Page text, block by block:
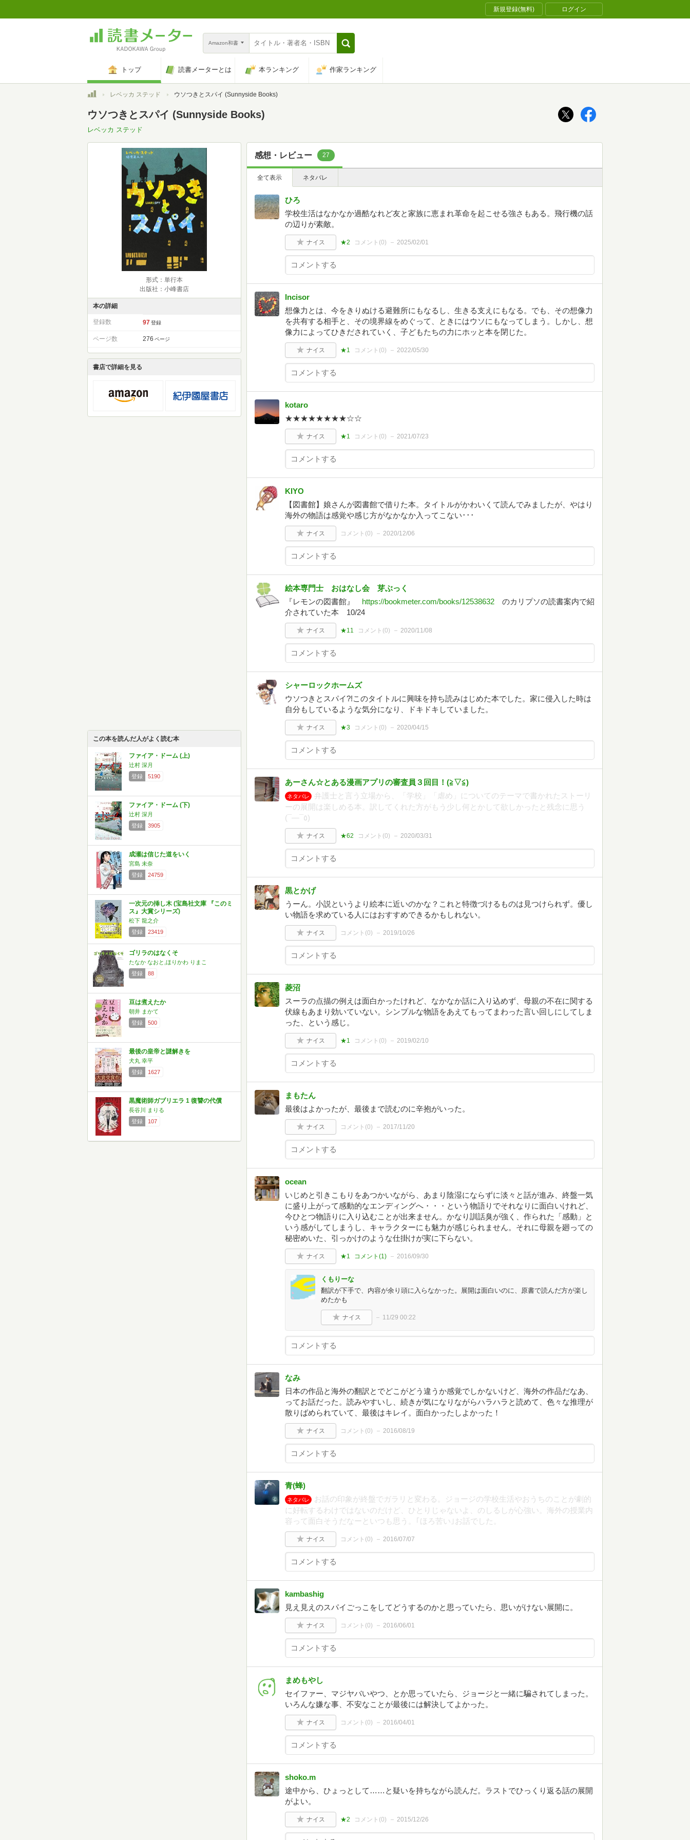
新規登録(無料) ログイン
Amazon和書
トップ 読書メーターとは 本ランキング 作家ランキング
トップレベッカ ステッド ウソつきとスパイ (Sunnyside Books)
ウソつきとスパイ (Sunnyside Books)
レベッカ ステッド
形式：単行本
出版社：小峰書店
本の詳細
登録数 97 登録
ページ数 276 ページ
書店で詳細を見る
この本を読んだ人がよく読む本
ファイア・ドーム (上)
辻村 深月
登録
5190
ファイア・ドーム (下)
辻村 深月
登録
3905
成瀬は信じた道をいく
宮島 未奈
登録
24759
一次元の挿し木 (宝島社文庫 『このミ
ス』大賞シリーズ)
松下 龍之介
登録
23419
ゴリラのはなくそ
たなか なおと,ほりかわ りまこ
登録
88
豆は煮えたか
朝井 まかて
登録
500
最後の皇帝と謎解きを
犬丸 幸平
登録
1627
黒魔術師ガブリエラ 1 復讐の代償
長谷川 まりる
登録
107
感想・レビュー 27
全て表示 ネタバレ
ひろ
学校生活はなかなか過酷なれど友と家族に恵まれ革命を起こせる強さもある。飛行機の話
の辺りが素敵。
ナイス ★2 コメント(0) 2025/02/01
Incisor
想像力とは、今をきりぬける避難所にもなるし、生きる支えにもなる。でも、その想像力
を共有する相手と、その境界線をめぐって、ときにはウソにもなってしまう。しかし、想
像力によってひきだされていく、子どもたちの力にホッと本を閉じた。
ナイス ★1 コメント(0) 2022/05/30
kotaro
★★★★★★★★☆☆
ナイス ★1 コメント(0) 2021/07/23
KIYO
【図書館】娘さんが図書館で借りた本。タイトルがかわいくて読んでみましたが、やはり
海外の物語は感覚や感じ方がなかなか入ってこない･･･
ナイス コメント(0) 2020/12/06
絵本専門士 おはなし会 芽ぶっく
『レモンの図書館』 https://bookmeter.com/books/12538632 のカリプソの読書案内で紹
介されていた本 10/24
ナイス ★11 コメント(0) 2020/11/08
シャーロックホームズ
ウソつきとスパイ?!このタイトルに興味を持ち読みはじめた本でした。家に侵入した時は
自分もしているような気分になり、ドキドキしていました。
ナイス ★3 コメント(0) 2020/04/15
あーさん☆とある漫画アプリの審査員３回目！(⁠≧⁠▽⁠≦⁠)
ネタバレ
弁護士と言う立場から、「学校」「虐め」についてのテーマで書かれたストーリ
ーの展開は楽しめる本。訳してくれた方がもう少し何とかして欲しかったと残念に思う
(¯―¯٥)
ナイス ★62 コメント(0) 2020/03/31
黒とかげ
うーん。小説というより絵本に近いのかな？これと特徴づけるものは見つけられず。優し
い物語を求めている人にはおすすめできるかもしれない。
ナイス コメント(0) 2019/10/26
菱沼
スーラの点描の例えは面白かったけれど、なかなか話に入り込めず、母親の不在に関する
伏線もあまり効いていない。シンプルな物語をあえてもってまわった言い回しにしてしま
った、という感じ。
ナイス ★1 コメント(0) 2019/02/10
まもたん
最後はよかったが、最後まで読むのに辛抱がいった。
ナイス コメント(0) 2017/11/20
ocean
いじめと引きこもりをあつかいながら、あまり陰湿にならずに淡々と話が進み、終盤一気
に盛り上がって感動的なエンディングへ・・・という物語りでそれなりに面白いけれど、
今ひとつ物語りに入り込むことが出来ません。かなり訓話臭が強く、作られた「感動」と
いう感がしてしまうし、キャラクターにも魅力が感じられません。それに母親を廻っての
秘密めいた、引っかけのような仕掛けが実に下らない。
ナイス ★1 コメント(1) 2016/09/30
くもりーな
翻訳が下手で、内容が余り頭に入らなかった。展開は面白いのに、原書で読んだ方が楽し
めたかも
ナイス 11/29 00:22
なみ
日本の作品と海外の翻訳とでどこがどう違うか感覚でしかないけど、海外の作品だなあ、
ってお話だった。読みやすいし、続きが気になりながらハラハラと読めて、色々な推理が
散りばめられていて、最後はキレイ。面白かったしよかった！
ナイス コメント(0) 2016/08/19
青(蜂)
ネタバレ
お話の印象が終盤でガラリと変わる。ジョージの学校生活やおうちのことが劇的
に好転するわけではないのだけど、ひとりじゃないよ、のしるしが心強い。海外の授業内
容って面白そうだなーといつも思う。｢ほろ苦い｣お話でした。
ナイス コメント(0) 2016/07/07
kambashig
見え見えのスパイごっこをしてどうするのかと思っていたら、思いがけない展開に。
ナイス コメント(0) 2016/06/01
まめもやし
セイファー、マジヤバいやつ、とか思っていたら、ジョージと一緒に騙されてしまった。
いろんな嫌な事、不安なことが最後には解決してよかった。
ナイス コメント(0) 2016/04/01
shoko.m
途中から、ひょっとして……と疑いを持ちながら読んだ。ラストでひっくり返る話の展開
がよい。
ナイス ★2 コメント(0) 2015/12/26